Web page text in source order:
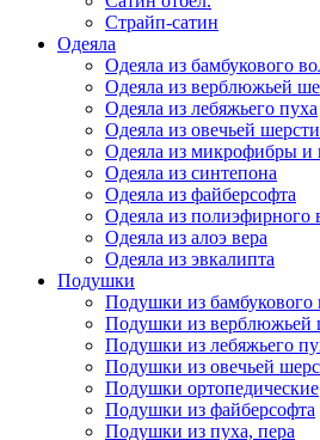
Страйп-сатин
Одеяла
Одеяла из бамбукового
Одеяла из верблюжьей
Одеяла из лебяжьего пуха
Одеяла из овечьей шерсти
Одеяла из микрофибры и
Одеяла из синтепона
Одеяла из файберсофта
Одеяла из полиэфирного
Одеяла из алоэ вера
Одеяла из эвкалипта
Подушки
Подушки из бамбукового
Подушки из верблюжьей
Подушки из лебяжьего
Подушки из овечьей
Подушки ортопедические
Подушки из файберсофта
Подушки из пуха, пера